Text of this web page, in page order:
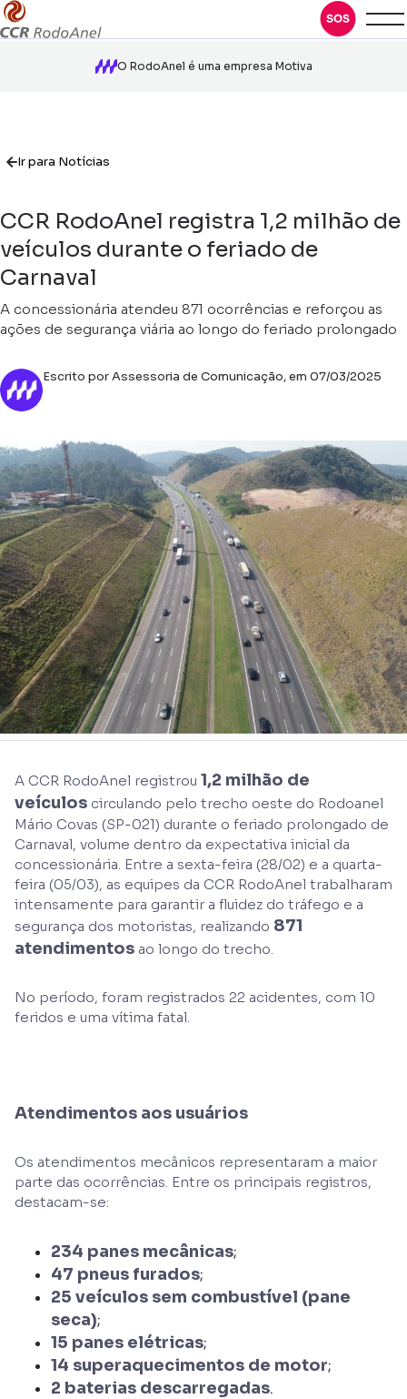
O RodoAnel é uma empresa Motiva
Ir para Notícias
CCR RodoAnel registra 1,2 milhão de
veículos durante o feriado de
Carnaval
A concessionária atendeu 871 ocorrências e reforçou as
ações de segurança viária ao longo do feriado prolongado
Escrito por Assessoria de Comunicação, em 07/03/2025
A CCR RodoAnel registrou 1,2 milhão de
veículos circulando pelo trecho oeste do Rodoanel
Mário Covas (SP-021) durante o feriado prolongado de
Carnaval, volume dentro da expectativa inicial da
concessionária. Entre a sexta-feira (28/02) e a quarta-
feira (05/03), as equipes da CCR RodoAnel trabalharam
intensamente para garantir a fluidez do tráfego e a
segurança dos motoristas, realizando 871
atendimentos ao longo do trecho.
No período, foram registrados 22 acidentes, com 10
feridos e uma vítima fatal.
Atendimentos aos usuários
Os atendimentos mecânicos representaram a maior
parte das ocorrências. Entre os principais registros,
destacam-se:
234 panes mecânicas;
47 pneus furados;
25 veículos sem combustível (pane
seca);
15 panes elétricas;
14 superaquecimentos de motor;
2 baterias descarregadas.